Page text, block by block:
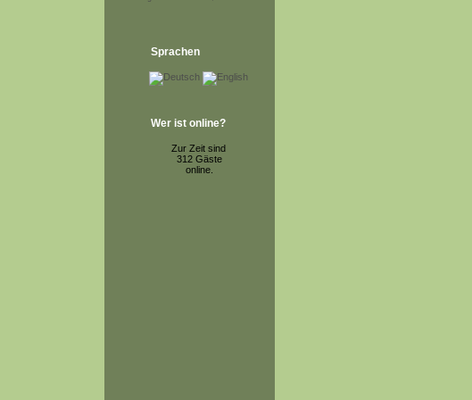
Sprachen
Wer ist online?
Zur Zeit sind
312 Gäste
online.